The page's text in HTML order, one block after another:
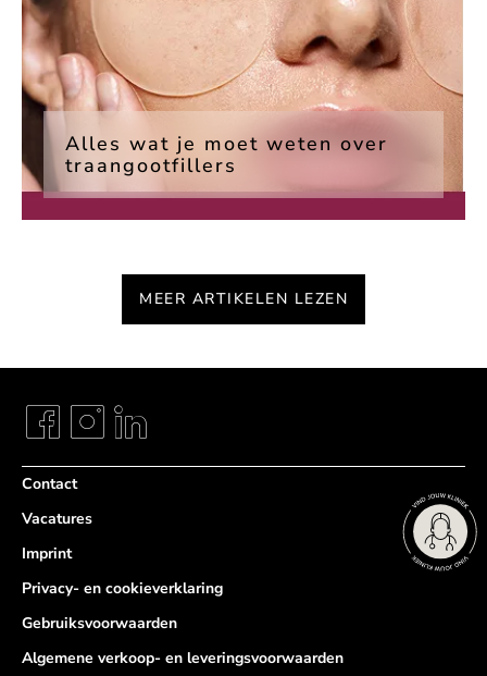
Alles wat je moet weten over
traangootfillers
MEER ARTIKELEN LEZEN
Contact
Vacatures
Imprint
Privacy- en cookieverklaring
Gebruiksvoorwaarden
Algemene verkoop- en leveringsvoorwaarden